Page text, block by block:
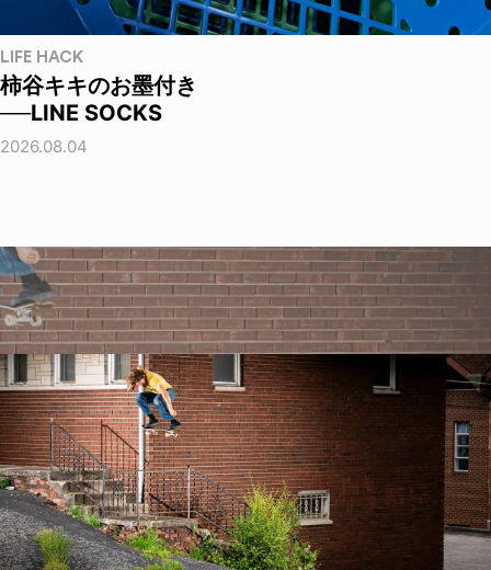
LIFE HACK
柿谷キキのお墨付き
──LINE SOCKS
2026.08.04